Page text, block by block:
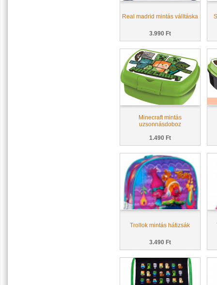
Real madrid mintás válltáska
3.990 Ft
Minecraft mintás
uzsonnásdoboz
1.490 Ft
Trollok mintás hátizsák
3.490 Ft